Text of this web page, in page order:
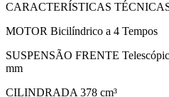
CARACTERÍSTICAS
MOTOR Bicilíndrico a 4 Tempos
SUSPENSÃO FRENTE
mm
CILINDRADA 378 cm³